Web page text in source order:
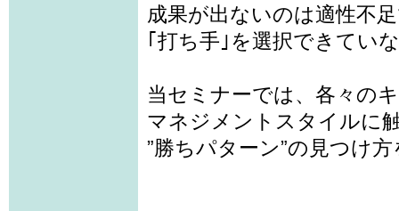
成果が出ないのは適性不
｢打ち手｣を選択できてい
当セミナーでは、各々の
マネジメントスタイルに
”勝ちパターン”の見つけ